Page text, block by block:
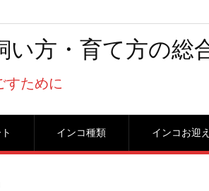
い方・育て方の総
すために
インコ種類 インコお迎え